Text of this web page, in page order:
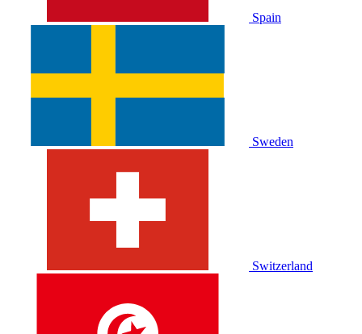
Spain
Sweden
Switzerland